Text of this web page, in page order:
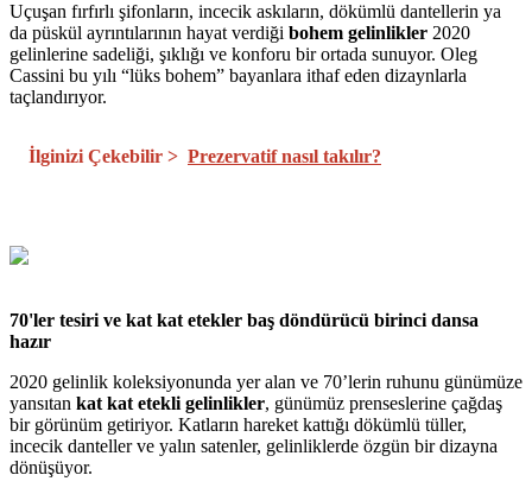
Uçuşan fırfırlı şifonların, incecik askıların, dökümlü dantellerin ya
da püskül ayrıntılarının hayat verdiği bohem gelinlikler 2020
gelinlerine sadeliği, şıklığı ve konforu bir ortada sunuyor. Oleg
Cassini bu yılı “lüks bohem” bayanlara ithaf eden dizaynlarla
taçlandırıyor.
İlginizi Çekebilir > Prezervatif nasıl takılır?
70'ler tesiri ve kat kat etekler baş döndürücü birinci dansa
hazır
2020 gelinlik koleksiyonunda yer alan ve 70’lerin ruhunu günümüze
yansıtan kat kat etekli gelinlikler, günümüz prenseslerine çağdaş
bir görünüm getiriyor. Katların hareket kattığı dökümlü tüller,
incecik danteller ve yalın satenler, gelinliklerde özgün bir dizayna
dönüşüyor.